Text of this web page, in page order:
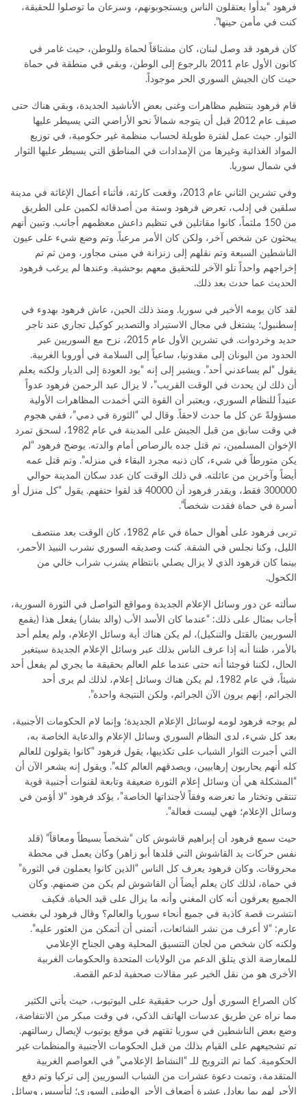
فرهود “بدأوا يعتقلون الناس ويستجوبونهم، وسرعان ما توصلوا للحقيقة،
كنت في مأمن حينها”.
كان فرهود قد وصل لبنان، كان مشتاقاً لحماة وللوطن، حيث غامر في
كانون الأول عام 2011 بالرجوع إلى الوطن، وبقي في منطقة في حماة
حيث كان الجيش السوري الحر موجوداً.
قام فرهود بتنظيم مظاهرات وغنى بعض الأناشيد الجديدة، وبقي هناك حتى
صيف عام 2012 قبل أن يتوجه شمالاً نحو الأراضي التي يسيطر عليها
الثوار. حيث عمل لفترة طويلة لحساب منظمة غير حكومية، في توزيع
المواد الغذائية وغيرها من الإمدادات في المناطق التي يسيطر عليها الثوار
في شمال سوريا.
وفي تشرين الثاني عام 2013، وقعت كارثة، فأثناء أعمال الإغاثة في مدينة
سلقين في إدلب، تعرض فرهود وستة من أصدقائه لكمين على الطريق
من 150 ملثماً، كانوا مقاتلين في تنظيم داعش معظمهم أجانب. وتبين أنهم
يبحثون عن شخص آخر، ولكن كان الأمر مرعباً. وتم وضع شيء على عيون
الناشطين السبعة وتم نقلهم إلى زنزانة في مبنى مجاور، ومن ثم تم
إخراجهم واحداً تلو الآخر للتحقيق معهم بوحشية. وعندها لم يرغب فرهود
الحديث عما حدث بعد ذلك.
لقد كان يومه الأخير في سوريا. ومنذ ذلك الحين، عاش فرهود بهدوء في
إسطنبول؛ يشتغل في مجال الاستيراد والتصدير كوكيل تجاري عند تاجر
حديد وخردوات. في تشرين الأول عام 2015، نزح مع السوريين عبر
الحدود من اليونان إلى مقدونيا، ساعياً إلى السلامة في أوروبا الغربية.
يقول “لم يساعدني أحد”. ويشير إلى إنه “يود العودة إلى الديار ولكنه يعلم
أن ذلك لن يحدث في الوقت القريب”، لا يزال عبد الرحمن فرهود عدواً
عنيداً للنظام السوري، ويعتبر أن القوة التي أخمدت المظاهرات الأولية
مسؤولةً عن كل ما حدث لاحقاً. وقال لي “الثورة في دمي”، ففي هجوم
في وقت سابق من قبل الجيش على المدينة في عام 1982، لسحق تمرد
الإخوان المسلمين، تم قتل جده بالرصاص أمام والدته. يوضح فرهود “لم
يكن متورطاً في شيء، كان ذنبه مجرد البقاء في منزله”. وتم قتل عمه
أيضاً وآخرين من عائلته. في ذلك الوقت كان عدد سكان المدينة حوالي
300000 فقط، ويقدر فرهود أن 40000 قد لقوا حتفهم. يقول “كل منزل أو
أسرة في حماة فقدت شخصاً”.
تربى فرهود على أهوال حماة في عام 1982، كان الوقت بعد منتصف
الليل، وكنا نجلس في الشقة. كنت وصديقه السوري نشرب النبيذ الأحمر،
بينما كان فرهود الذي لا يزال يصلي بانتظام يشرب شراب خالي من
الكحول.
سألته عن دور وسائل الإعلام الجديدة ومواقع التواصل في الثورة السورية،
أجاب بمثال على ذلك: “عندما كان الأسد الأب (والد بشار) يفعل هذا (يقمع
السوريين بالقتل والتنكيل)، لم يكن هناك أية وسائل الإعلام، ولم يعلم أحد
بالأمر، ظننا أنه إذا عرف الناس بذلك عبر وسائل الإعلام الجديدة سيتغير
الحال، لكننا فوجئنا أنه حتى عندما علم العالم بحقيقة ما يجري لم يفعل أحد
شيئاً، في عام 1982، لم يكن هناك وسائل إعلام، لذلك لم يرى أحد
الجرائم، إنهم يرون الآن الجرائم، ولكن النتيجة واحدة”.
لم يوجه فرهود لومه لوسائل الإعلام الجديدة؛ وإنما لام الحكومات الأجنبية،
بعد كل شيء، لدى النظام السوري وسائل الإعلام والدعاية الخاصة به،
التي أجبرت الثوار الشباب على تكذيبها، يقول فرهود “كانوا يقولون للعالم
كله أنهم يحاربون إرهابيين، ويصدقهم العالم كله”. ويقول إنه يشعر الآن أن
“المشكلة هي أن وسائل إعلام الثورة ضعيفة وتابعة لقنوات أجنبية قوية
تنتقي وتختار ما تعرضه وفقاً لأجنداتها الخاصة”، يؤكد فرهود “لا أؤمن في
وسائل الإعلام؛ فهي ليست فعالة”.
حيث سمع فرهود أن إبراهيم قاشوش كان “شخصاً بسيطاً ومعاقاً” (قلد
نفس حركات يد القاشوش التي قلدها أبو زاهر) وكان يعمل في محطة
محروقات. وكان فرهود يعرف كل الناس “الذين كانوا يعملون في الثورة”
في حماة، لذلك كان يعلم أيضاً أن القاشوش لم يكن من ضمنهم. وكان
الجميع يعرفون أنه كان المغني وأنه ما يزال على قيد الحياة. فكيف
انتشرت قصة كاذبة في جميع أنحاء سوريا والعالم؟ وقال فرهود لي بغضب
عارم: “لا أعرف من نشر الشائعات، أتمنى أن أتمكن من العثور عليه”.
ولكنه كان شخص من لجان التنسيق المحلية وهي الجناح الإعلامي
للمعارضة الذي يتلق الدعم من الولايات المتحدة والحكومات الغربية
الأخرى هو من نقل الخبر عبر مقالات صحفية لدعم القصة.
كان الصراع السوري أول حرب حقيقية على اليوتيوب، حيث يأتي الكثير
مما نراه عن طريق عدسات الهاتف الذكي، في وقت مبكر من الانتفاضة،
وضع بعض الناشطين في سوريا ثقتهم في موقع يوتيوب لإيصال رسالتهم.
تم تشجيعهم على القيام بذلك من قبل الحكومات الأجنبية والمنظمات غير
الحكومية. كما تم الترويج للـ “النشاط الإعلامي” في العواصم الغربية
المتقدمة، وتمت دعوة عشرات من الشباب السوريين إلى تركيا وتم دفع
الأجر لهم بما يعادل عشرة أضعاف الأجر الوطني السوري؛ لتأسيس وسائل